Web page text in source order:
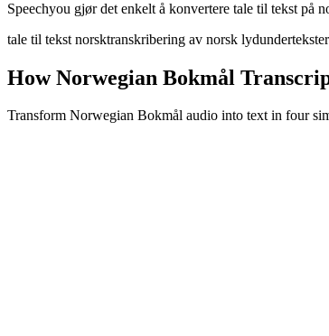
Speechyou gjør det enkelt å konvertere tale til tekst
tale til tekst norsktranskribering av norsk lyd
How Norwegian Bokmål
Transform Norwegian Bokmål audio into text in four